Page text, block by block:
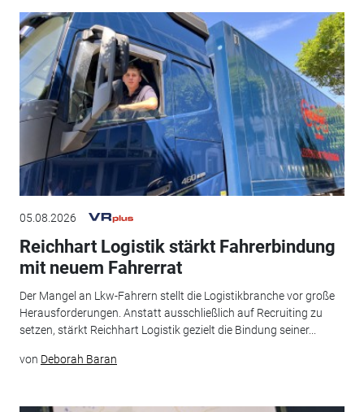
05.08.2026
Reichhart Logistik stärkt Fahrerbindung
mit neuem Fahrerrat
Der Mangel an Lkw-Fahrern stellt die Logistikbranche vor große
Herausforderungen. Anstatt ausschließlich auf Recruiting zu
setzen, stärkt Reichhart Logistik gezielt die Bindung seiner...
von Deborah Baran